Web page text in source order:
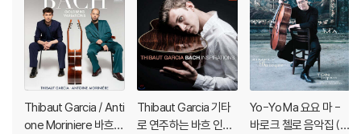
Thibaut Garcia / Anti
one Moriniere 바흐:
Thibaut Garcia 기타
로 연주하는 바흐 인스
Yo-Yo Ma 요요 마 -
바로크 첼로 음악집 (Si